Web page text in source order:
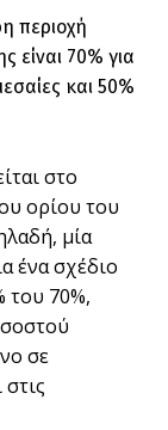
περιοχή
είναι 70% για
και 50%
στο
ορίου του
µία
ένα σχέδιο
του 70%,
σε